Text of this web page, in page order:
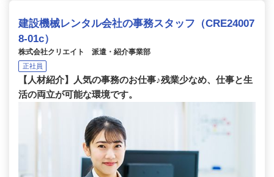
建設機械レンタル会社の事務スタッフ（CRE24007
8-01c）
株式会社クリエイト 派遣・紹介事業部
正社員
【人材紹介】人気の事務のお仕事♪残業少なめ、仕事と生
活の両立が可能な環境です。